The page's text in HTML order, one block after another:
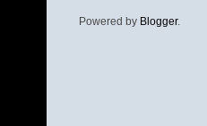
Powered by Blogger.